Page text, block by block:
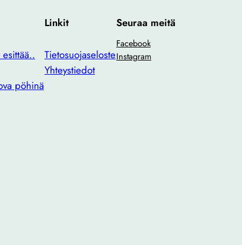
pöhinä
Linkit
Tietosuojaseloste
Yhteystiedot
Seuraa meitä
Facebook
Instagram